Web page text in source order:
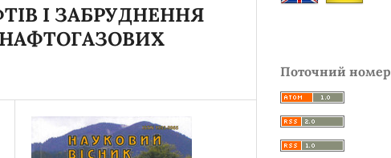
І ЗАБРУДНЕННЯ
Поточний номер